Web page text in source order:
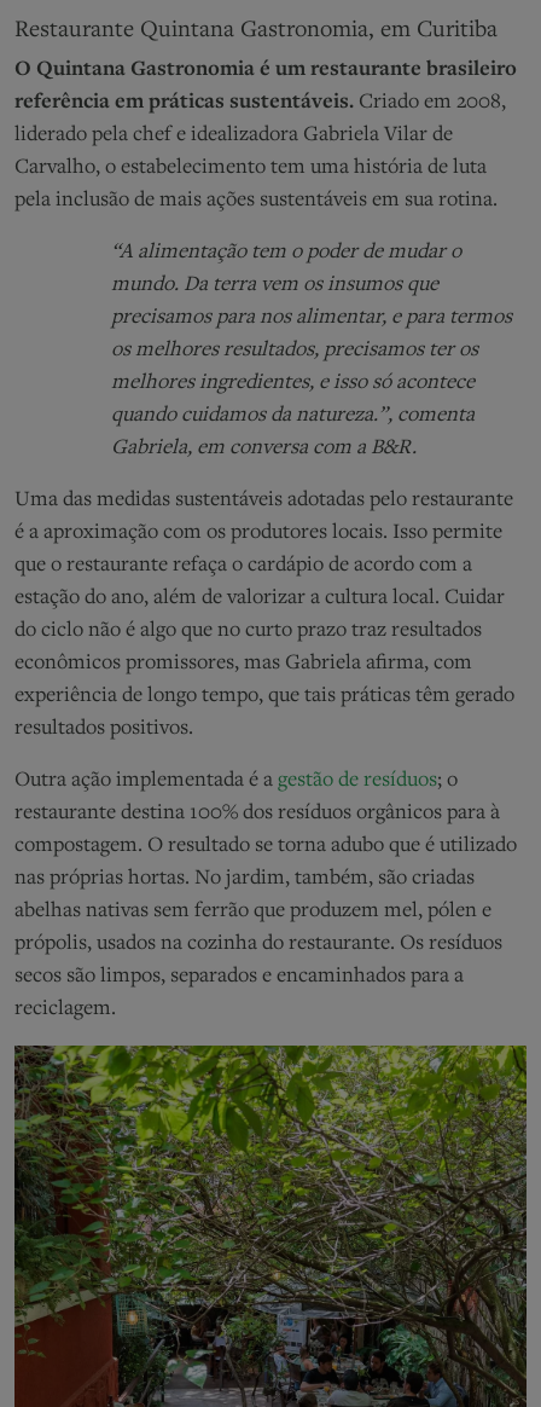
Restaurante Quintana Gastronomia, em Curitiba
O Quintana Gastronomia é um restaurante brasileiro
referência em práticas sustentáveis. Criado em 2008,
liderado pela chef e idealizadora Gabriela Vilar de
Carvalho, o estabelecimento tem uma história de luta
pela inclusão de mais ações sustentáveis em sua rotina.
“A alimentação tem o poder de mudar o
mundo. Da terra vem os insumos que
precisamos para nos alimentar, e para termos
os melhores resultados, precisamos ter os
melhores ingredientes, e isso só acontece
quando cuidamos da natureza.”, comenta
Gabriela, em conversa com a B&R.
Uma das medidas sustentáveis adotadas pelo restaurante
é a aproximação com os produtores locais. Isso permite
que o restaurante refaça o cardápio de acordo com a
estação do ano, além de valorizar a cultura local. Cuidar
do ciclo não é algo que no curto prazo traz resultados
econômicos promissores, mas Gabriela afirma, com
experiência de longo tempo, que tais práticas têm gerado
resultados positivos.
Outra ação implementada é a gestão de resíduos; o
restaurante destina 100% dos resíduos orgânicos para à
compostagem. O resultado se torna adubo que é utilizado
nas próprias hortas. No jardim, também, são criadas
abelhas nativas sem ferrão que produzem mel, pólen e
própolis, usados na cozinha do restaurante. Os resíduos
secos são limpos, separados e encaminhados para a
reciclagem.